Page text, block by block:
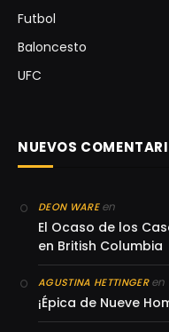
Futbol
Baloncesto
UFC
NUEVOS
DEON WAREen
El Ocaso de los
en British Columbia
AGUSTINA HETTINGERen
¡Épica de Nueve